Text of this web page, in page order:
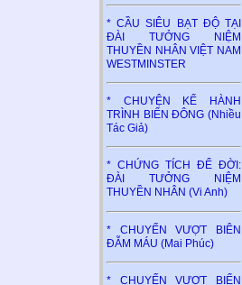
* CẦU SIÊU BẠT ĐỘ TẠI
ĐÀI TƯỞNG NIỆM
THUYỀN NHÂN VIỆT NAM
WESTMINSTER
* CHUYỆN KỂ HÀNH
TRÌNH BIỂN ĐÔNG (Nhiều
Tác Giả)
* CHỨNG TÍCH ĐỂ ĐỜI:
ĐÀI TƯỞNG NIỆM
THUYỀN NHÂN (Vi Anh)
* CHUYẾN VƯỢT BIÊN
ĐẪM MÁU (Mai Phúc)
* CHUYẾN VƯỢT BIỂN